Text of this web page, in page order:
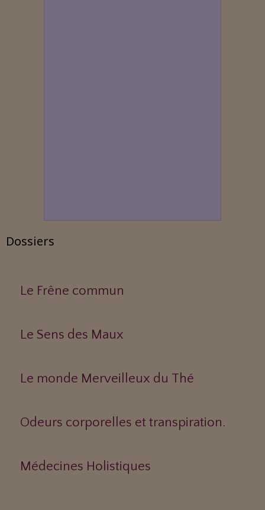
Dossiers
Le Frêne commun
Le Sens des Maux
Le monde Merveilleux du Thé
Odeurs corporelles et transpiration.
Médecines Holistiques